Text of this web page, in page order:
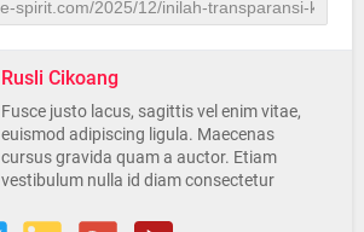
Rusli Cikoang
Fusce justo lacus, sagittis vel enim vitae,
euismod adipiscing ligula. Maecenas
cursus gravida quam a auctor. Etiam
vestibulum nulla id diam consectetur